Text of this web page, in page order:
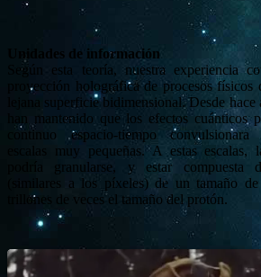
Unidades de información
Según esta teoría, nuestra experiencia
proyección holográfica de procesos
lejana superficie bidimensional. Desde
han mantenido que los efectos cuánticos
continuo espacio-tiempo convulsionara
escalas muy pequeñas. A estas escalas,
podría granularse, y estar compuesta
(similares a los píxeles) de un tamaño
trillones de veces el tamaño del protón.